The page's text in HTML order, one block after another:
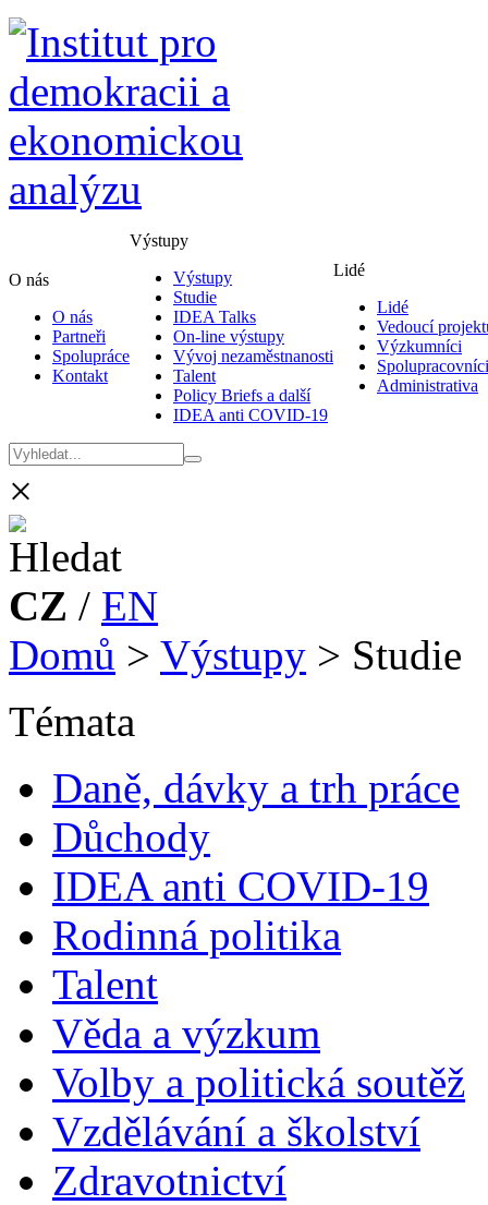
O nás
O nás
Partneři
Spolupráce
Kontakt
Výstupy
Výstupy
Studie
IDEA Talks
On-line výstupy
Vývoj nezaměstnanosti
Talent
Policy Briefs a další
IDEA anti COVID-19
Lidé
Lidé
Vedoucí
Výzkumníci
Spolupracovníci
Administrativa
×
CZ / EN
Domů > Výstupy > Studie
Témata
Daně, dávky a trh práce
Důchody
IDEA anti COVID-19
Rodinná politika
Talent
Věda a výzkum
Volby a politická soutěž
Vzdělávání a školství
Zdravotnictví